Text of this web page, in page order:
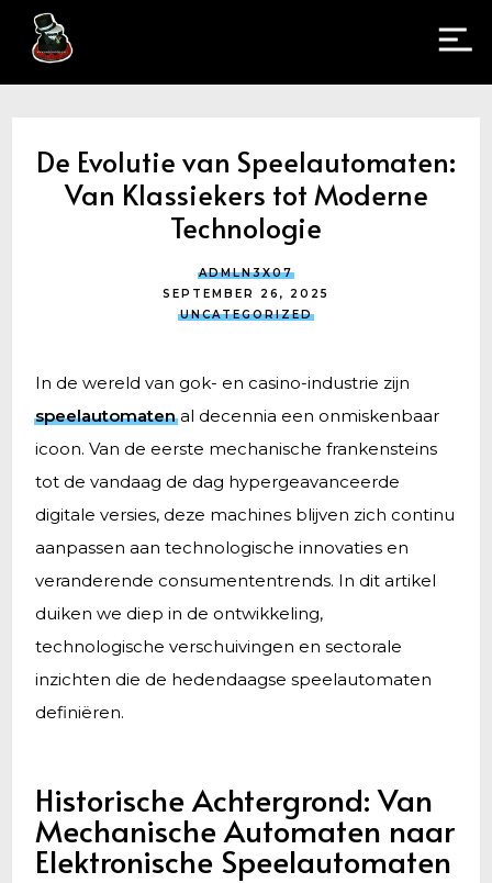
De Evolutie van Speelautomaten:
Van Klassiekers tot Moderne
Technologie
ADMLN3X07
SEPTEMBER 26, 2025
UNCATEGORIZED
In de wereld van gok- en casino-industrie zijn
speelautomatenal decennia een onmiskenbaar
icoon. Van de eerste mechanische frankensteins
tot de vandaag de dag hypergeavanceerde
digitale versies, deze machines blijven zich continu
aanpassen aan technologische innovaties en
veranderende consumententrends. In dit artikel
duiken we diep in de ontwikkeling,
technologische verschuivingen en sectorale
inzichten die de hedendaagse speelautomaten
definiëren.
Historische Achtergrond: Van
Mechanische Automaten naar
Elektronische Speelautomaten